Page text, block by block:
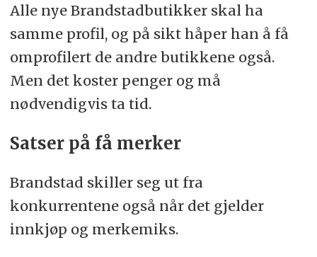
Alle nye Brandstadbutikker skal ha
samme profil, og på sikt håper han å få
omprofilert de andre butikkene også.
Men det koster penger og må
nødvendigvis ta tid.
Satser på få merker
Brandstad skiller seg ut fra
konkurrentene også når det gjelder
innkjøp og merkemiks.